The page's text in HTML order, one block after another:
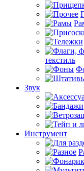
текстиль
Звук
Инструмент